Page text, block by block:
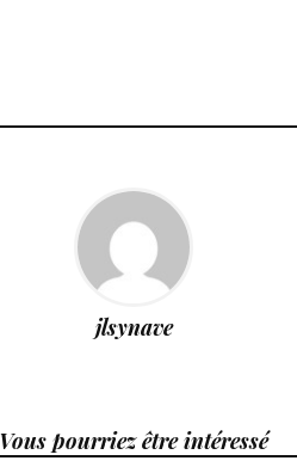
jlsynave
Vous pourriez être intéressé